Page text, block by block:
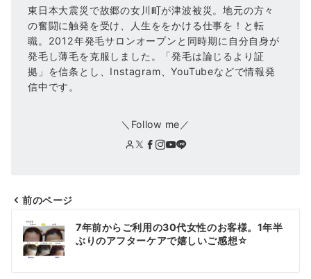
東日本大震災で故郷の女川町が津波被災。地元の方々
の奮闘に触発を受け、人生ををかける仕事を！と転
職。2012年発毛サロンオープンと同時期に自分自身が
発毛し薄毛を克服しました。「発毛は論じるより証
拠」を信条とし、Instagram、YouTubeなどで情報発
信中です。
＼Follow me／
稿
前のページ
7年前からご利用の30代女性のお客様。1年半
ぶりのアフターケアで嬉しいご感想☆